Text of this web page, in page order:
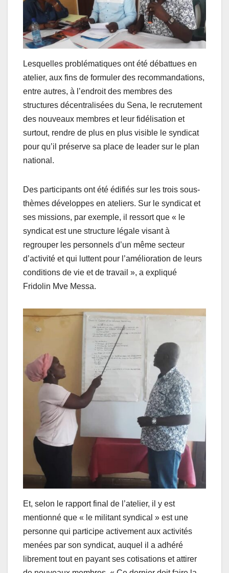
Lesquelles problématiques ont été débattues en
atelier, aux fins de formuler des recommandations,
entre autres, à l’endroit des membres des
structures décentralisées du Sena, le recrutement
des nouveaux membres et leur fidélisation et
surtout, rendre de plus en plus visible le syndicat
pour qu’il préserve sa place de leader sur le plan
national.
Des participants ont été édifiés sur les trois sous-
thèmes développes en ateliers. Sur le syndicat et
ses missions, par exemple, il ressort que « le
syndicat est une structure légale visant à
regrouper les personnels d’un même secteur
d’activité et qui luttent pour l’amélioration de leurs
conditions de vie et de travail », a expliqué
Fridolin Mve Messa.
Et, selon le rapport final de l’atelier, il y est
mentionné que « le militant syndical » est une
personne qui participe activement aux activités
menées par son syndicat, auquel il a adhéré
librement tout en payant ses cotisations et attirer